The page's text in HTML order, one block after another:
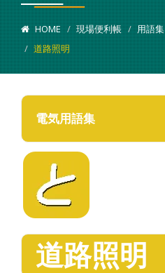
HOME 現場便利帳 用語集
道路照明
電気用語集
道路照明